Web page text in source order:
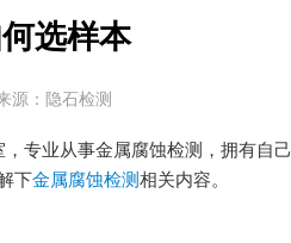
选样本
源：隐石检测
专业从事金属腐蚀检测，拥有自
下金属腐蚀检测 相关内容。